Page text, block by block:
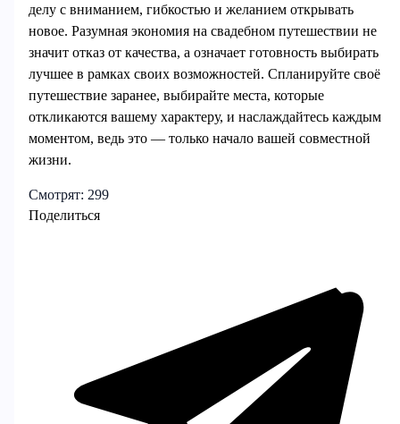
делу с вниманием, гибкостью и желанием открывать
новое. Разумная экономия на свадебном путешествии не
значит отказ от качества, а означает готовность выбирать
лучшее в рамках своих возможностей. Спланируйте своё
путешествие заранее, выбирайте места, которые
откликаются вашему характеру, и наслаждайтесь каждым
моментом, ведь это — только начало вашей совместной
жизни.
Смотрят: 299
Поделиться